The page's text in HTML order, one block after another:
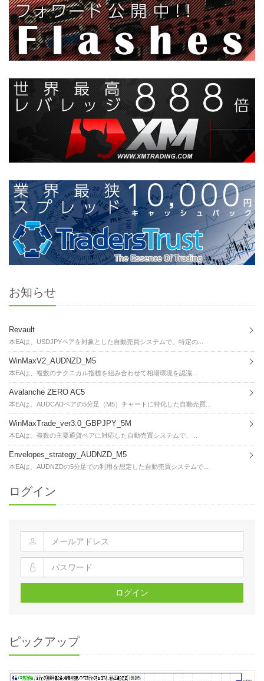
お知らせ
Revault
本EAは、USDJPYペアを対象とした自動売買システムで、特定の...
WinMaxV2_AUDNZD_M5
本EAは、複数のテクニカル指標を組み合わせて相場環境を認識...
Avalanche ZERO AC5
本EAは、AUDCADペアの5分足（M5）チャートに特化した自動売買...
WinMaxTrade_ver3.0_GBPJPY_5M
本EAは、複数の主要通貨ペアに対応した自動売買システムで、...
Envelopes_strategy_AUDNZD_M5
本EAは、AUDNZDの5分足での利用を想定した自動売買システムで...
ログイン
ログイン
ピックアップ